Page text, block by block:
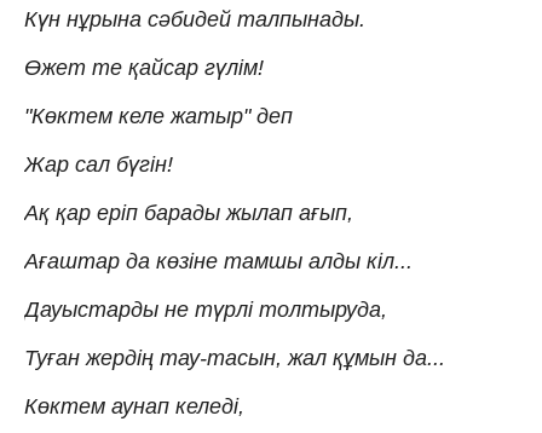
Күн нұрына сәбидей талпынады.
Өжет те қайсар гүлім!
"Көктем келе жатыр" деп
Жар сал бүгін!
Ақ қар еріп барады жылап ағып,
Ағаштар да көзіне тамшы алды кіл...
Дауыстарды не түрлі толтыруда,
Туған жердің тау-тасын, жал құмын да...
Көктем аунап келеді,